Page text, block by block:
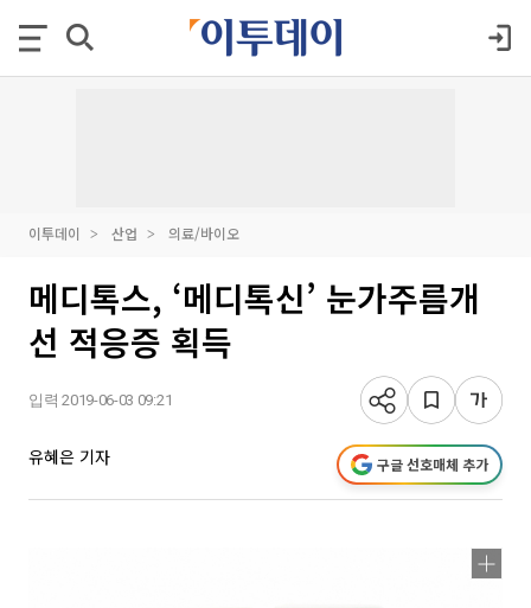
이투데이 산업 의료/바이오
메디톡스, ‘메디톡신’ 눈가주름개
선 적응증 획득
입력 2019-06-03 09:21
유혜은 기자 구글 선호매체 추가